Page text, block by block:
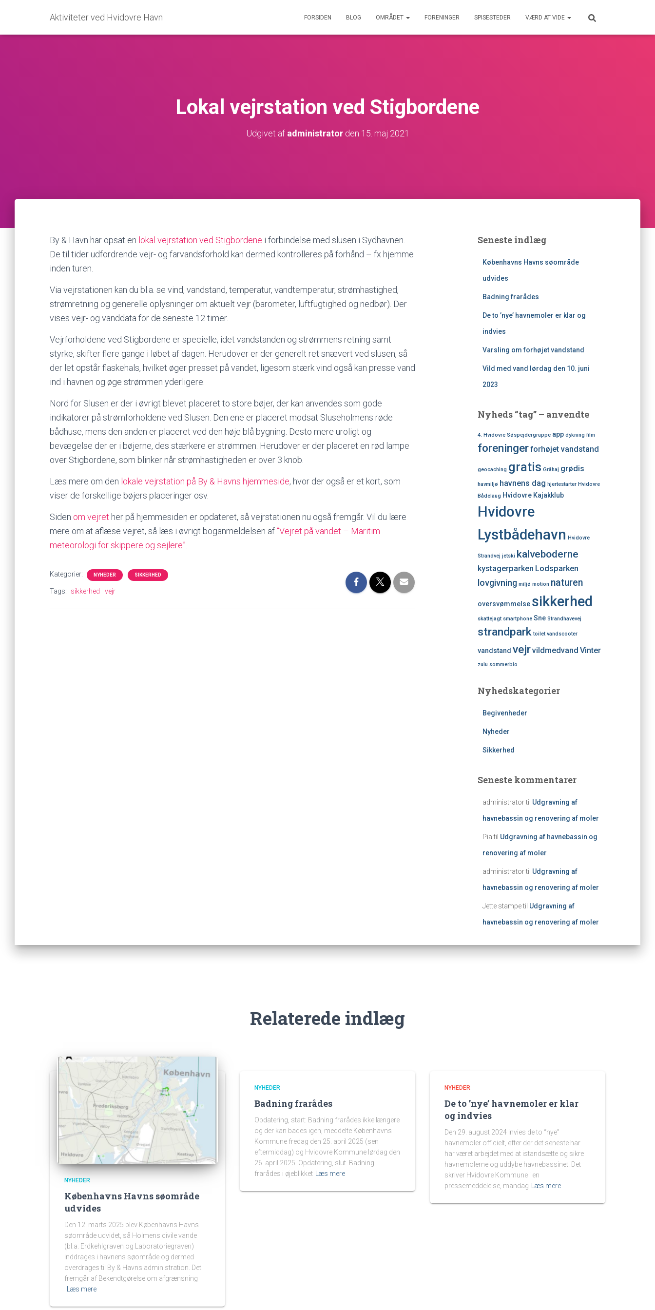
Aktiviteter ved Hvidovre Havn FORSIDEN BLOG OMRÅDET FORENINGER SPISESTEDER VÆRD AT VIDE
Lokal vejrstation ved Stigbordene
Udgivet af administratorden 15. maj 2021
By & Havn har opsat en lokal vejrstation ved Stigbordene i forbindelse med slusen i Sydhavnen.
De til tider udfordrende vejr- og farvandsforhold kan dermed kontrolleres på forhånd – fx hjemme
inden turen.
Via vejrstationen kan du bl.a. se vind, vandstand, temperatur, vandtemperatur, strømhastighed,
strømretning og generelle oplysninger om aktuelt vejr (barometer, luftfugtighed og nedbør). Der
vises vejr- og vanddata for de seneste 12 timer.
Vejrforholdene ved Stigbordene er specielle, idet vandstanden og strømmens retning samt
styrke, skifter flere gange i løbet af dagen. Herudover er der generelt ret snævert ved slusen, så
der let opstår flaskehals, hvilket øger presset på vandet, ligesom stærk vind også kan presse vand
ind i havnen og øge strømmen yderligere.
Nord for Slusen er der i øvrigt blevet placeret to store bøjer, der kan anvendes som gode
indikatorer på strømforholdene ved Slusen. Den ene er placeret modsat Sluseholmens røde
bådhuse, mens den anden er placeret ved den høje blå bygning. Desto mere uroligt og
bevægelse der er i bøjerne, des stærkere er strømmen. Herudover er der placeret en rød lampe
over Stigbordene, som blinker når strømhastigheden er over 3 knob.
Læs mere om den lokale vejrstation på By & Havns hjemmeside, hvor der også er et kort, som
viser de forskellige bøjers placeringer osv.
Siden om vejret her på hjemmesiden er opdateret, så vejrstationen nu også fremgår. Vil du lære
mere om at aflæse vejret, så læs i øvrigt boganmeldelsen af“Vejret på vandet – Maritim
meteorologi for skippere og sejlere”
Kategorier: NYHEDER SIKKERHED
Tags: sikkerhed vejr
Seneste indlæg
Københavns Havns søområde
udvides
Badning frarådes
De to ’nye’ havnemoler er klar og
indvies
Varsling om forhøjet vandstand
Vild med vand lørdag den 10. juni
2023
Nyheds “tag” – anvendte
4. Hvidovre Søspejdergruppe app dykning film
foreningerforhøjet vandstand
geocaching gratis Gråhaj grødis
havmiljø havnens dag hjertestarter Hvidovre
Bådelaug Hvidovre Kajakklub
Hvidovre
Lystbådehavn Hvidovre
Strandvej jetski kalveboderne
kystagerparken Lodsparken
lovgivning miljø motion naturen
oversvømmelse sikkerhed
skattejagt smartphone Sne Strandhavevej
strandpark toilet vandscooter
vandstand vejrvildmedvand Vinter
zulu sommerbio
Nyhedskategorier
Begivenheder
Nyheder
Sikkerhed
Seneste kommentarer
administratortil Udgravning af
havnebassin og renovering af moler
Piatil Udgravning af havnebassin og
renovering af moler
administratortil Udgravning af
havnebassin og renovering af moler
Jette stampetil Udgravning af
havnebassin og renovering af moler
Relaterede indlæg
NYHEDER
Københavns Havns søområde
udvides
Den 12. marts 2025 blev Københavns Havns
søområde udvidet, så Holmens civile vande
(bl.a. Erdkehlgraven og Laboratoriegraven)
inddrages i havnens søområde og dermed
overdrages til By & Havns administration. Det
fremgår af Bekendtgørelse om afgrænsning
Læs mere
NYHEDER
Badning frarådes
Opdatering, start: Badning frarådes ikke længere
og der kan bades igen, meddelte Københavns
Kommune fredag den 25. april 2025 (sen
eftermiddag) og Hvidovre Kommune lørdag den
26. april 2025. Opdatering, slut. Badning
frarådes i øjeblikket
Læs mere
NYHEDER
De to ’nye’ havnemoler er klar
og indvies
Den 29. august 2024 invies de to “nye”
havnemoler officielt, efter der det seneste har
har været arbejdet med at istandsætte og sikre
havnemolerne og uddybe havnebassinet. Det
skriver Hvidovre Kommune i en
pressemeddelelse, mandag
Læs mere